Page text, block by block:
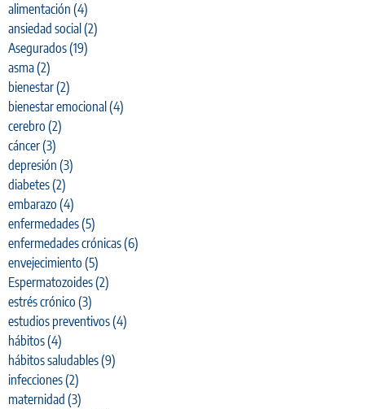
alimentación (4)
ansiedad social (2)
Asegurados(19)
asma(2)
bienestar(2)
bienestar emocional (4)
cerebro (2)
cáncer(3)
depresión (3)
diabetes(2)
embarazo (4)
enfermedades(5)
enfermedades crónicas(6)
envejecimiento (5)
Espermatozoides(2)
estrés crónico (3)
estudios preventivos(4)
hábitos(4)
hábitos saludables(9)
infecciones(2)
maternidad (3)